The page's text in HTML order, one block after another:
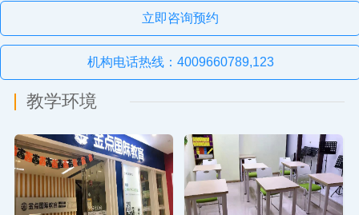
立即咨询预约
机构电话热线：4009660789,123
教学环境